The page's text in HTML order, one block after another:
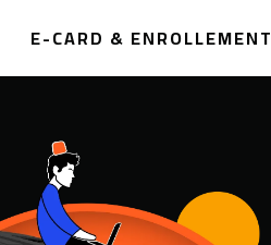
E-CARD & ENROLLEMENT